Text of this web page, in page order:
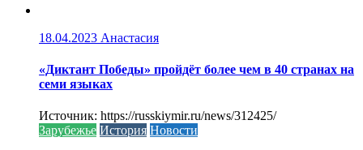
18.04.2023 Анастасия
«Диктант Победы» пройдёт более чем в 40 странах на
семи языках
Источник: https://russkiymir.ru/news/312425/
Зарубежье История Новости